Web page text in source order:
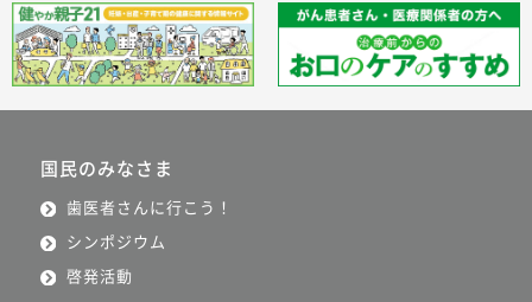
国民のみなさま
歯医者さんに行こう！
シンポジウム
啓発活動